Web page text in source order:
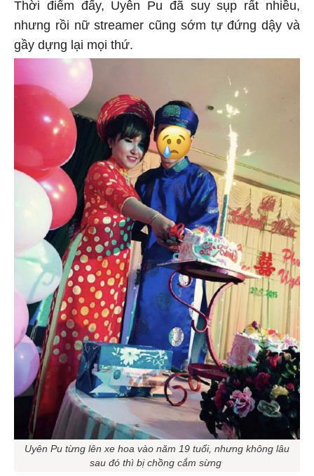
Thời điểm đấy, Uyên Pu đã suy sụp rất nhiều,
nhưng rồi nữ streamer cũng sớm tự đứng dậy và
gầy dựng lại mọi thứ.
Uyên Pu từng lên xe hoa vào năm 19 tuổi, nhưng không lâu
sau đó thì bị chồng cắm sừng